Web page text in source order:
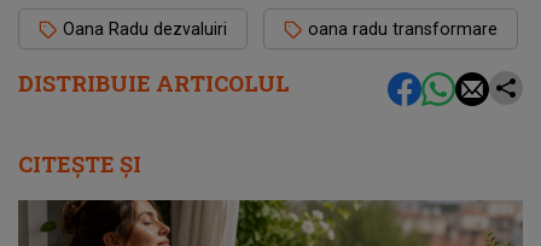
DISTRIBUIE ARTICOLUL
Oana Radu dezvaluiri oana radu transformare
CITEȘTE ȘI